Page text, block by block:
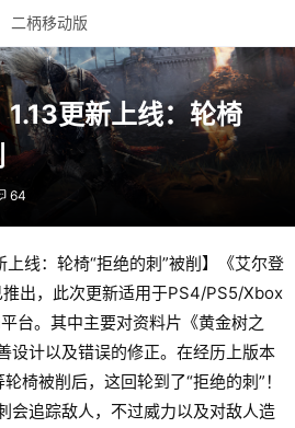
二柄移动版
更新上线：轮椅
64
上线：轮椅“拒绝的刺”被削】《艾尔登
推出，此次更新适用于PS4/PS5/Xbox
台。其中主要对资料片《黄金树之
设计以及错误的修正。在经历上版本
椅被削后，这回轮到了“拒绝的刺”！
会追踪敌人，不过威力以及对敌人造